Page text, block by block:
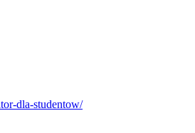
dla-studentow/